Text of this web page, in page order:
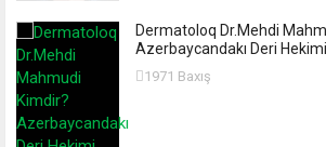
Dermatoloq Dr.Mehdi
Azerbaycandakı Deri Hekimi
1971 Baxış